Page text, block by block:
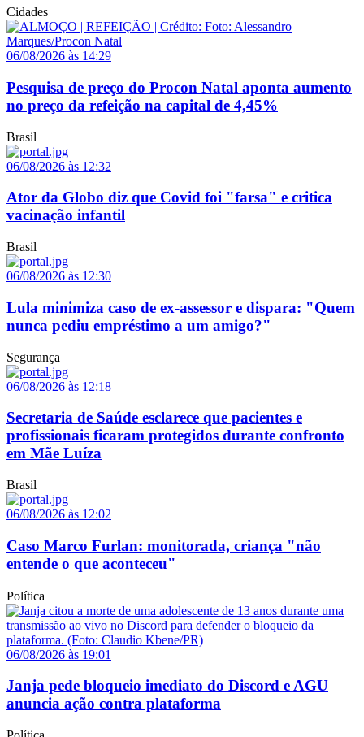
Cidades
06/08/2026 às 14:29
Pesquisa de preço do Procon Natal aponta aumento
no preço da refeição na capital de 4,45%
Brasil
06/08/2026 às 12:32
Ator da Globo diz que Covid foi "farsa" e critica
vacinação infantil
Brasil
06/08/2026 às 12:30
Lula minimiza caso de ex-assessor e dispara: "Quem
nunca pediu empréstimo a um amigo?"
Segurança
06/08/2026 às 12:18
Secretaria de Saúde esclarece que pacientes e
profissionais ficaram protegidos durante confronto
em Mãe Luíza
Brasil
06/08/2026 às 12:02
Caso Marco Furlan: monitorada, criança "não
entende o que aconteceu"
Política
06/08/2026 às 19:01
Janja pede bloqueio imediato do Discord e AGU
anuncia ação contra plataforma